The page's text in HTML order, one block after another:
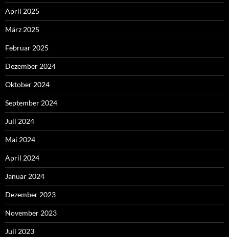
April 2025
März 2025
Februar 2025
Dezember 2024
Oktober 2024
September 2024
Juli 2024
Mai 2024
April 2024
Januar 2024
Dezember 2023
November 2023
Juli 2023